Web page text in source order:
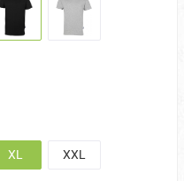
XL XXL